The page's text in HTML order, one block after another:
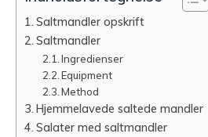
Saltmandler opskrift
Saltmandler
Ingredienser
Equipment
Method
Hjemmelavede saltede mandler
Salater med saltmandler